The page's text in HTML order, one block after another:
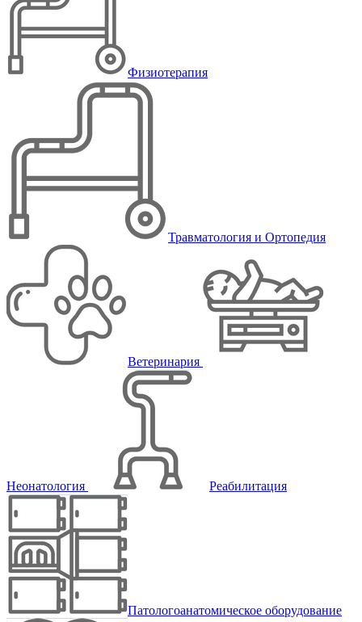
Физиотерапия
Травматология и Ортопедия
Ветеринария
Неонатология Реабилитация
Патологоанатомическое оборудование